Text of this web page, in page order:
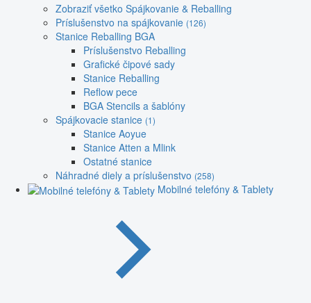
Zobraziť všetko Spájkovanie & Reballing
Príslušenstvo na spájkovanie (126)
Stanice Reballing BGA
Príslušenstvo Reballing
Grafické čipové sady
Stanice Reballing
Reflow pece
BGA Stencils a šablóny
Spájkovacie stanice (1)
Stanice Aoyue
Stanice Atten a Mlink
Ostatné stanice
Náhradné diely a príslušenstvo (258)
Mobilné telefóny & Tablety